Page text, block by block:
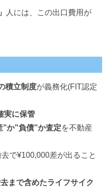
人には、この出口費用が
積立制度が義務化(FIT認定
実に保管
か”負債”か査定を不動産
で¥100,000差が出ること
まで含めたライフサイク